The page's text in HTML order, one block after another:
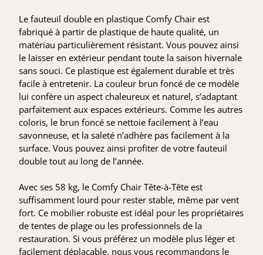
Le fauteuil double en plastique Comfy Chair est
fabriqué à partir de plastique de haute qualité, un
matériau particulièrement résistant. Vous pouvez ainsi
le laisser en extérieur pendant toute la saison hivernale
sans souci. Ce plastique est également durable et très
facile à entretenir. La couleur brun foncé de ce modèle
lui confère un aspect chaleureux et naturel, s’adaptant
parfaitement aux espaces extérieurs. Comme les autres
coloris, le brun foncé se nettoie facilement à l’eau
savonneuse, et la saleté n’adhère pas facilement à la
surface. Vous pouvez ainsi profiter de votre fauteuil
double tout au long de l’année.
Avec ses 58 kg, le Comfy Chair Tête-à-Tête est
suffisamment lourd pour rester stable, même par vent
fort. Ce mobilier robuste est idéal pour les propriétaires
de tentes de plage ou les professionnels de la
restauration. Si vous préférez un modèle plus léger et
facilement déplaçable, nous vous recommandons le